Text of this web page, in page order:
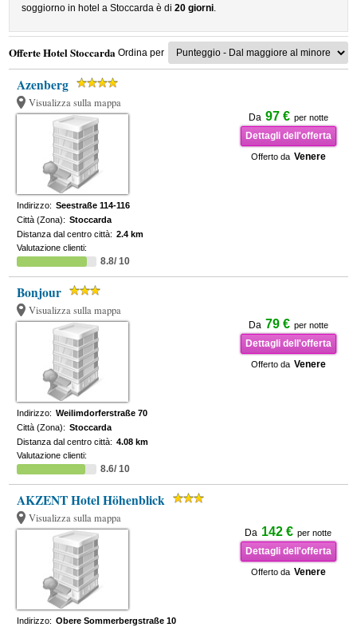
soggiorno in hotel a Stoccarda è di20 giorni.
Offerte Hotel Stoccarda Ordina per
Azenberg
Visualizza sulla mappa
Da 97 € per notte
Dettagli dell'offerta
Offerto da Venere
Indirizzo: Seestraße 114-116
Città (Zona): Stoccarda
Distanza dal centro città: 2.4 km
Valutazione clienti:
8.8/ 10
Bonjour
Visualizza sulla mappa
Da 79 € per notte
Dettagli dell'offerta
Offerto da Venere
Indirizzo: Weilimdorferstraße 70
Città (Zona): Stoccarda
Distanza dal centro città: 4.08 km
Valutazione clienti:
8.6/ 10
AKZENT Hotel Höhenblick
Visualizza sulla mappa
Da 142 € per notte
Dettagli dell'offerta
Offerto da Venere
Indirizzo: Obere Sommerbergstraße 10